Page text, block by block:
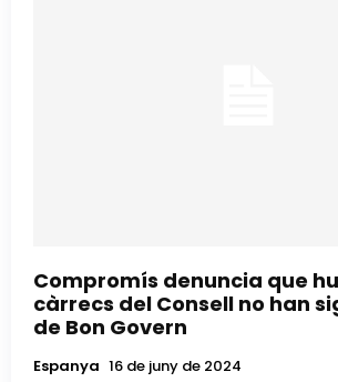
Compromís denuncia que
càrrecs del Consell no han
de Bon Govern
Espanya 16 de juny de 2024